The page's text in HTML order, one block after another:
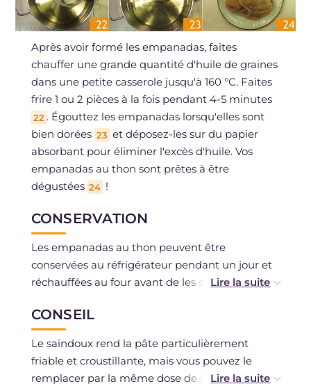
Après avoir formé les empanadas, faites
chauffer une grande quantité d'huile de graines
dans une petite casserole jusqu'à 160 °C. Faites
frire 1 ou 2 pièces à la fois pendant 4-5 minutes
22 . Égouttez les empanadas lorsqu'elles sont
bien dorées 23 et déposez-les sur du papier
absorbant pour éliminer l'excès d'huile. Vos
empanadas au thon sont prêtes à être
dégustées 24 !
CONSERVATION
Les empanadas au thon peuvent être
conservées au réfrigérateur pendant un jour et
réchauffées au four avant de les servir. Si vous le
pâte à l'avance, les sceller avec un film plastique
et les conserver au réfrigérateur pendant un
CONSEIL
Le saindoux rend la pâte particulièrement
friable et croustillante, mais vous pouvez le
remplacer par la même dose de beurre,